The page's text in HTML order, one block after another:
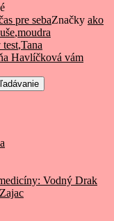
pre sebaZnačky ako
,moudra
,Tana
Havlíčková vám
Vodný Drak